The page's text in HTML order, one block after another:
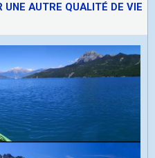
UNE AUTRE QUALITÉ DE VIE